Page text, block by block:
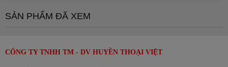
SẢN PHẨM ĐÃ XEM
CÔNG TY TNHH TM - DV HUYỀN THOẠI VIỆT